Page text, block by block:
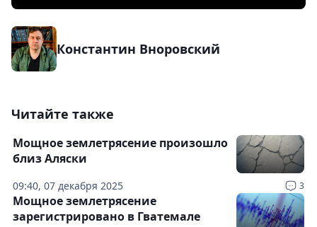
Константин Вноровский
Читайте также
09:40, 07 декабря 2025 3
Мощное землетрясение произошло
близ Аляски
Мощное землетрясение
зарегистрировано в Гватемале